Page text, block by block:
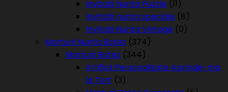
Invitatii Nunta Puzzle (11)
Invitatii nunta speciale (8)
Invitatii Nunta Vintage (0)
Marturii Nunta Botez (374)
Marturii Botez (344)
Artificii Personalizate Aprinde-ma
la Tort (3)